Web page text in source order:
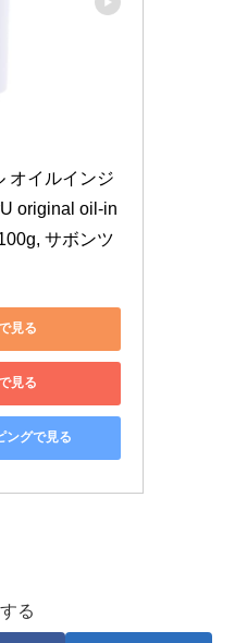
オイルインジ
original oil-in
サボンツ
見る
見る
ングで見る
る